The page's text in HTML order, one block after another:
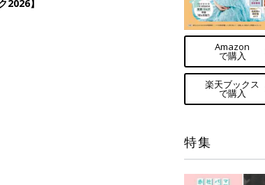
Amazon
で購入
楽天ブックス
で購入
特集